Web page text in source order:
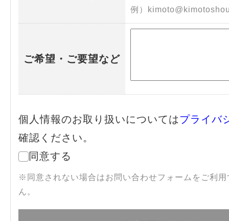
例）
ご希望・ご要望など
個人情報のお取り扱いについてはプライバ
確認ください。
同意する
※同意されない場合はお問い合わせフォームをご利
ん。